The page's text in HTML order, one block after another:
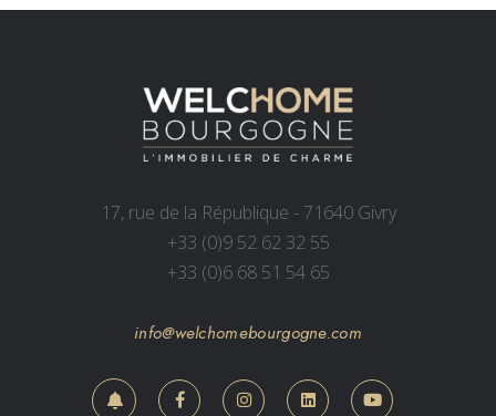
17, rue de la République - 71640 Givry
+33 (0)9 52 62 32 55
+33 (0)6 68 51 54 65
info@welchomebourgogne.com